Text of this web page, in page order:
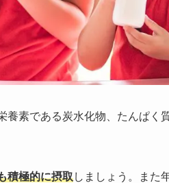
養素である炭水化物、たんぱく
積極的に摂取しましょう。また